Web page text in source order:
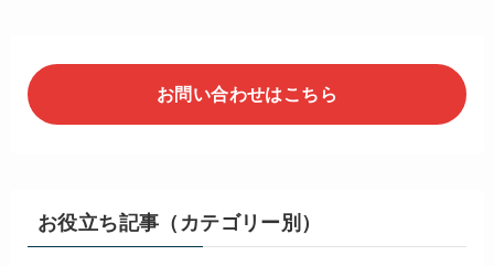
お問い合わせはこちら
お役立ち記事（カテゴリー別）